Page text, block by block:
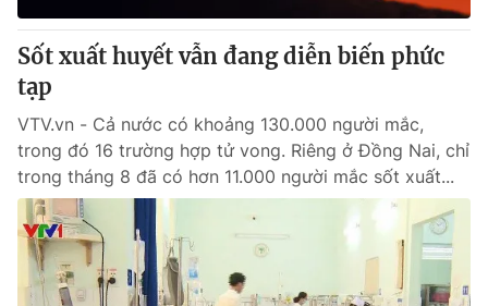
Sốt xuất huyết vẫn đang diễn biến phức
tạp
VTV.vn - Cả nước có khoảng 130.000 người mắc,
trong đó 16 trường hợp tử vong. Riêng ở Đồng Nai, chỉ
trong tháng 8 đã có hơn 11.000 người mắc sốt xuất...